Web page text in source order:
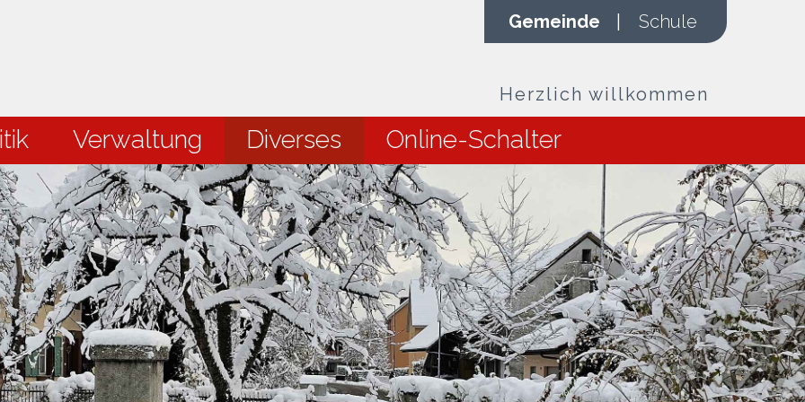
Gemeinde Schule
Herzlich willkommen
Verwaltung Diverses Online-Schalter